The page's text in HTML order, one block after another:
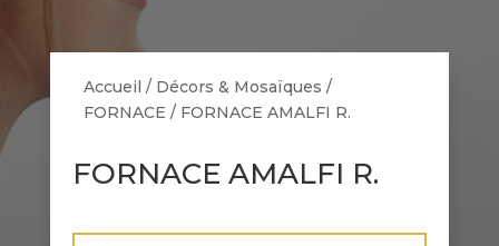
Accueil / Décors & Mosaïques /
FORNACE / FORNACE AMALFI R.
FORNACE AMALFI R.